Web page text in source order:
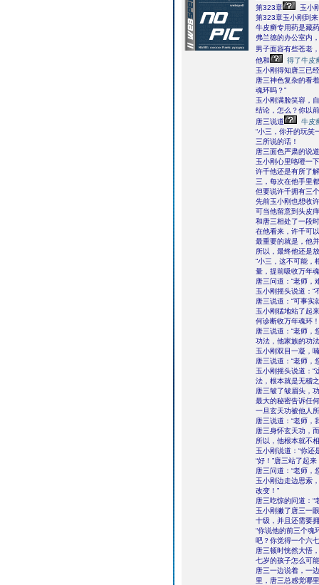
第323章
玉小
第323章玉小刚到来
牛皮癣专用药是藏
弗兰德的办公室内
男子面容有些苍老
他和
得了牛皮
玉小刚得知唐三已
唐三神色复杂的看
魂环吗？”
玉小刚满脸笑容，
结论，怎么？你以
唐三说道
牛皮
“小三，你开的玩笑
三所说的话！
唐三面色严肃的说
玉小刚心里咯噔一
许千他还是有所了
三，每次在他手里
但要说许千拥有三
先前玉小刚也想收
可当他留意到头皮
和唐三相处了一段
在他看来，许千可
最重要的就是，他
所以，最终他还是
“小三，这不可能，
量，提前吸收万年
唐三问道：“老师，
玉小刚摇头说道：“
唐三说道：“可事实
玉小刚猛地站了起
何诊断收万年魂环！
唐三说道：“老师
功法，他家族的功
玉小刚双目一凝，
唐三说道：“老师，
玉小刚摇头说道：“
法，根本就是无稽
唐三皱了皱眉头，
最大的秘密告诉任
一旦玄天功被他人
唐三说道：“老师，
唐三身怀玄天功，
所以，他根本就不
玉小刚说道：“你还
“好！”唐三站了起
唐三问道：“老师，
玉小刚边走边思索
改变！”
唐三吃惊的问道：“
玉小刚撇了唐三一
十级，并且还需要
“你说他的前三个魂
吧？你觉得一个六
唐三顿时恍然大悟
七岁的孩子怎么可
唐三一边说着，一
里，唐三总感觉哪